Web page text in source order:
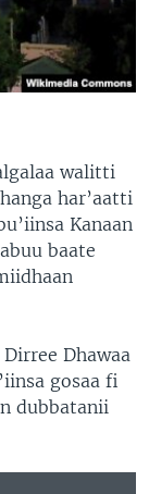
walitti
har’aatti
Kanaan
baate
Dhawaa
gosaa fi
dubbatanii